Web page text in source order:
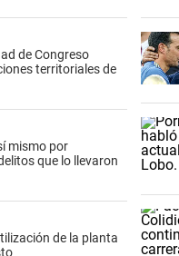
de Congreso
territoriales de
mismo por
que lo llevaron
de la planta